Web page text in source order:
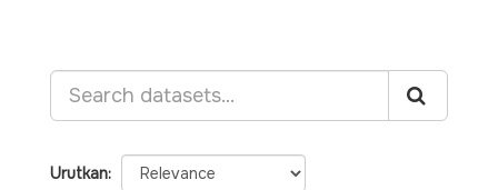
Urutkan